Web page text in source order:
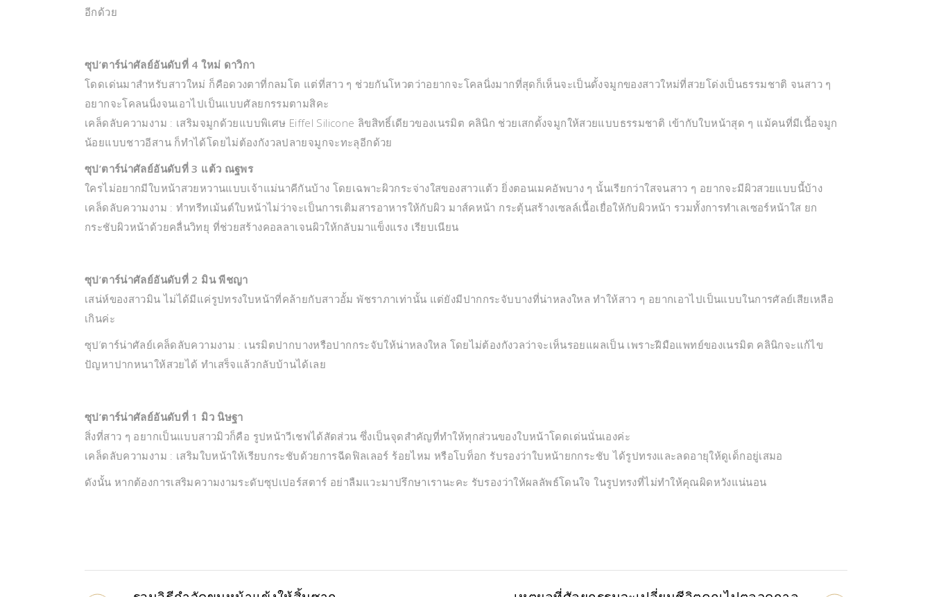
อีกด้วย
ซุป’ตาร์น่าศัลย์อันดับที่ 4 ใหม่ ดาวิกา
โดดเด่นมาสำหรับสาวใหม่ ก็คือดวงตาที่กลมโต แต่ที่สาว ๆ ช่วยกันโหวตว่าอยากจะโคลนิ่งมากที่สุดก็เห็นจะเป็นดั้งจมูกของสาวใหม่ที่สวยโด่งเป็นธรรมชาติ จนสาว ๆ
อยากจะโคลนนิ่งจนเอาไปเป็นแบบศัลยกรรมตามสิคะ
เคล็ดลับความงาม : เสริมจมูกด้วยแบบพิเศษ Eiffel Silicone ลิขสิทธิ์เดียวของเนรมิต คลินิก ช่วยเสกดั้งจมูกให้สวยแบบธรรมชาติ เข้ากับใบหน้าสุด ๆ แม้คนที่มีเนื้อจมูก
น้อยแบบชาวอีสาน ก็ทำได้โดยไม่ต้องกังวลปลายจมูกจะทะลุอีกด้วย
ซุป’ตาร์น่าศัลย์อันดับที่ 3 แต้ว ณฐพร
ใครไม่อยากมีใบหน้าสวยหวานแบบเจ้าแม่นาคีกันบ้าง โดยเฉพาะผิวกระจ่างใสของสาวแต้ว ยิ่งตอนเมคอัพบาง ๆ นั้นเรียกว่าใสจนสาว ๆ อยากจะมีผิวสวยแบบนี้บ้าง
เคล็ดลับความงาม : ทำทรีทเม้นต์ใบหน้าไม่ว่าจะเป็นการเติมสารอาหารให้กับผิว มาส์คหน้า กระตุ้นสร้างเซลล์เนื้อเยื่อให้กับผิวหน้า รวมทั้งการทำเลเซอร์หน้าใส ยก
กระชับผิวหน้าด้วยคลื่นวิทยุ ที่ช่วยสร้างคอลลาเจนผิวให้กลับมาแข็งแรง เรียบเนียน
ซุป’ตาร์น่าศัลย์อันดับที่ 2 มิน พีชญา
เสน่ห์ของสาวมิน ไม่ได้มีแค่รูปทรงใบหน้าที่คล้ายกับสาวอั้ม พัชราภาเท่านั้น แต่ยังมีปากกระจับบางที่น่าหลงใหล ทำให้สาว ๆ อยากเอาไปเป็นแบบในการศัลย์เสียเหลือ
เกินค่ะ
ซุป’ตาร์น่าศัลย์เคล็ดลับความงาม : เนรมิตปากบางหรือปากกระจับให้น่าหลงใหล โดยไม่ต้องกังวลว่าจะเห็นรอยแผลเป็น เพราะฝีมือแพทย์ของเนรมิต คลินิกจะแก้ไข
ปัญหาปากหนาให้สวยได้ ทำเสร็จแล้วกลับบ้านได้เลย
ซุป’ตาร์น่าศัลย์อันดับที่ 1 มิว นิษฐา
สิ่งที่สาว ๆ อยากเป็นแบบสาวมิวก็คือ รูปหน้าวีเชฟได้สัดส่วน ซึ่งเป็นจุดสำคัญที่ทำให้ทุกส่วนของใบหน้าโดดเด่นนั่นเองค่ะ
เคล็ดลับความงาม : เสริมใบหน้าให้เรียบกระชับด้วยการฉีดฟิลเลอร์ ร้อยไหม หรือโบท็อก รับรองว่าใบหน้ายกกระชับ ได้รูปทรงและลดอายุให้ดูเด็กอยู่เสมอ
ดังนั้น หากต้องการเสริมความงามระดับซุปเปอร์สตาร์ อย่าลืมแวะมาปรึกษาเรานะคะ รับรองว่าให้ผลลัพธ์โดนใจ ในรูปทรงที่ไม่ทำให้คุณผิดหวังแน่นอน